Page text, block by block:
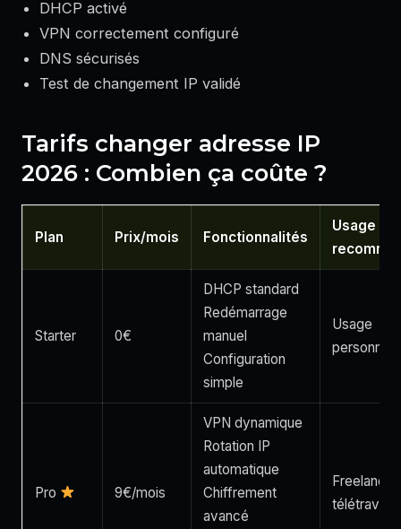
DHCP activé
VPN correctement configuré
DNS sécurisés
Test de changement IP validé
Tarifs changer adresse IP
2026 : Combien ça coûte ?
Plan Prix/mois Fonctionnalités
Usage
Starter 0€
DHCP standard
Redémarrage
manuel
Configuration
simple
Usage
personnel
Pro 9€/mois
VPN dynamique
Rotation IP
automatique
Chiffrement
avancé
Freelance
télétravail